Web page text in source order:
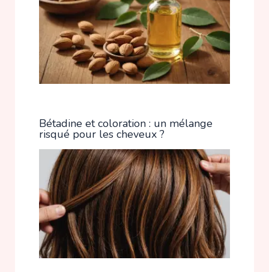
Bétadine et coloration : un mélange
risqué pour les cheveux ?